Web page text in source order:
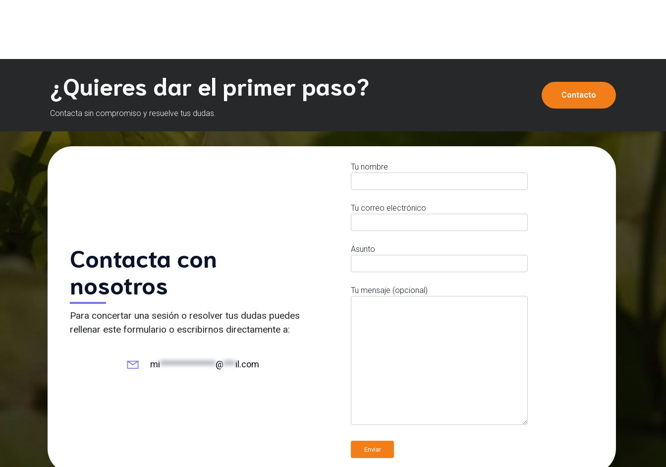
¿Quieres dar el primer paso?
Contacta sin compromiso y resuelve tus dudas.
Contacto
Contacta con
nosotros
Para concertar una sesión o resolver tus dudas puedes
rellenar este formulario o escribirnos directamente a:
mi**************@***il.com
Tu nombre
Tu correo electrónico
Asunto
Tu mensaje (opcional)